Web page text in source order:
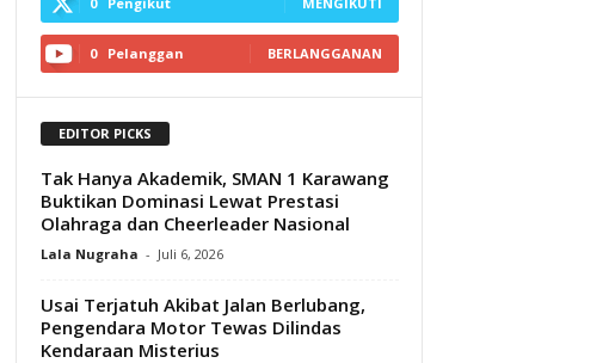
0 Pelanggan BERLANGGANAN
EDITOR PICKS
Tak Hanya Akademik, SMAN 1 Karawang
Buktikan Dominasi Lewat Prestasi
Olahraga dan Cheerleader Nasional
Lala Nugraha - Juli 6, 2026
Usai Terjatuh Akibat Jalan Berlubang,
Pengendara Motor Tewas Dilindas
Kendaraan Misterius